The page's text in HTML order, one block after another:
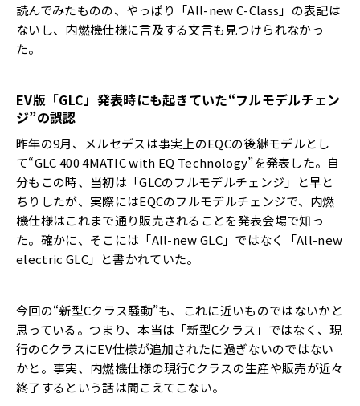
読んでみたものの、やっぱり「All-new C-Class」の表記は
ないし、内燃機仕様に言及する文言も見つけられなかっ
た。
EV版「GLC 」発表時にも起きていた“フルモデルチェン
ジ”の誤認
昨年の9月、メルセデスは事実上のEQCの後継モデルとし
て“GLC 400 4MATIC with EQ Technology”を発表した。自
分もこの時、当初は「GLCのフルモデルチェンジ」と早と
ちりしたが、実際にはEQCのフルモデルチェンジで、内燃
機仕様はこれまで通り販売されることを発表会場で知っ
た。確かに、そこには「All-new GLC」ではなく「All-new
electric GLC」と書かれていた。
今回の“新型Cクラス騒動”も、これに近いものではないかと
思っている。つまり、本当は「新型Cクラス」ではなく、現
行のCクラスにEV仕様が追加されたに過ぎないのではない
かと。事実、内燃機仕様の現行Cクラスの生産や販売が近々
終了するという話は聞こえてこない。